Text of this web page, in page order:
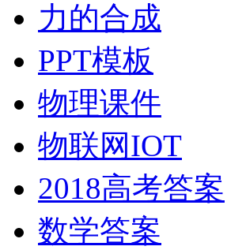
力的合成
PPT模板
物理课件
物联网IOT
2018高考答案
数学答案